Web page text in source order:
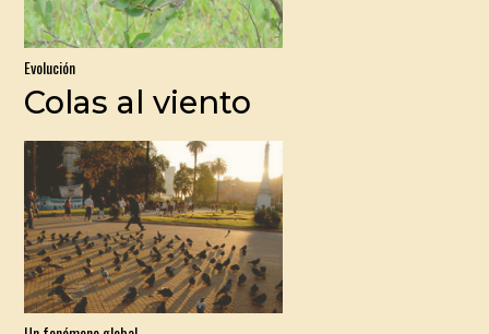
Evolución
Colas al viento